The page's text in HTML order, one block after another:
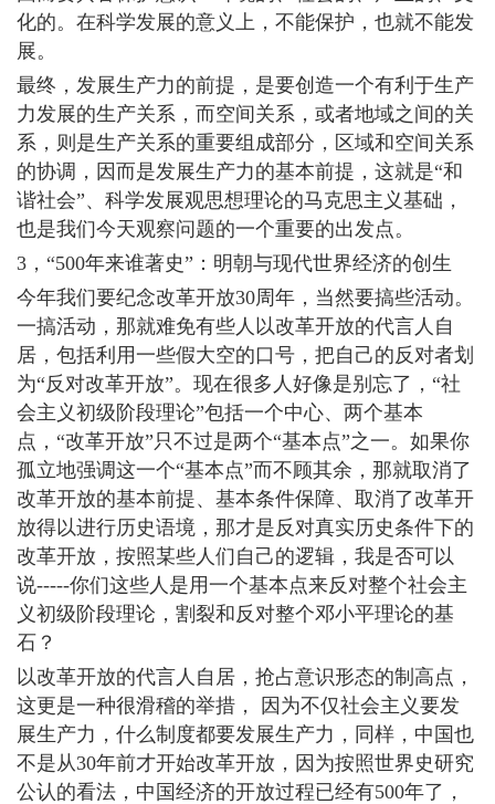
化的。在科学发展的意义上，不能保护，也就不能发
展。
最终，发展生产力的前提，是要创造一个有利于生产
力发展的生产关系，而空间关系，或者地域之间的关
系，则是生产关系的重要组成部分，区域和空间关系
的协调，因而是发展生产力的基本前提，这就是“和
谐社会”、科学发展观思想理论的马克思主义基础，
也是我们今天观察问题的一个重要的出发点。
3，“500年来谁著史”：明朝与现代世界经济的创生
今年我们要纪念改革开放30周年，当然要搞些活动。
一搞活动，那就难免有些人以改革开放的代言人自
居，包括利用一些假大空的口号，把自己的反对者划
为“反对改革开放”。现在很多人好像是别忘了，“社
会主义初级阶段理论”包括一个中心、两个基本
点，“改革开放”只不过是两个“基本点”之一。如果你
孤立地强调这一个“基本点”而不顾其余，那就取消了
改革开放的基本前提、基本条件保障、取消了改革开
放得以进行历史语境，那才是反对真实历史条件下的
改革开放，按照某些人们自己的逻辑，我是否可以
说-----你们这些人是用一个基本点来反对整个社会主
义初级阶段理论，割裂和反对整个邓小平理论的基
石？
以改革开放的代言人自居，抢占意识形态的制高点，
这更是一种很滑稽的举措， 因为不仅社会主义要发
展生产力，什么制度都要发展生产力，同样，中国也
不是从30年前才开始改革开放，因为按照世界史研究
公认的看法，中国经济的开放过程已经有500年了，